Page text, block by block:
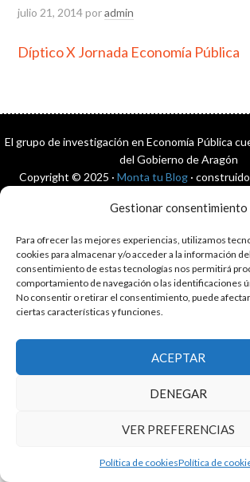
Gestionar consentimiento
Para ofrecer las mejores experiencias, utilizamos
cookies para almacenar y/o acceder a la información
consentimiento de estas tecnologías nos permitirá
comportamiento de navegación o las identificaciones
No consentir o retirar el consentimiento, puede
ciertas características y funciones.
ACEPTAR
DENEGAR
VER PREFERENCIAS
Política de cookiesPolítica de
julio 21, 2014poradmin
Díptico X Jornada Economía Pública
El grupo de investigación en Economía Pública
del Gobierno de Aragón
Copyright © 2025 · Monta tu Blog ·
Cookies|Política de privacidad de
·WordPress·Acceder